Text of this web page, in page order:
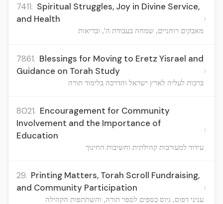
7411. Spiritual Struggles, Joy in Divine Service,
and Health
מאבקים רוחניים, שמחה בעבודת ה', ובריאות
›
7861. Blessings for Moving to Eretz Yisrael and
Guidance on Torah Study
ברכות לעליה לארץ ישראל והדרכה בלימוד תורה
›
8021. Encouragement for Community
Involvement and the Importance of
Education
עידוד למעורבות קהילתית וחשיבות החינוך
›
29. Printing Matters, Torah Scroll Fundraising,
and Community Participation
עניני דפוס, גיוס כספים לספר תורה, והשתתפות הקהילה
›